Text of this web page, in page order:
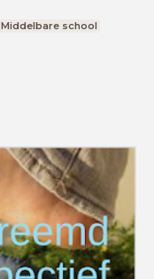
Middelbare school